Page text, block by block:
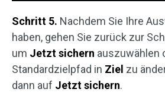
Schritt 5. Nachdem Sie Ihre
haben, gehen Sie zurück zur
um Jetzt sichern auszuwählen
Standardzielpfad in Ziel zu
dann auf Jetzt sichern.